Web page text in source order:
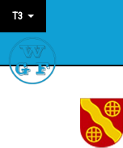
T3
HEM